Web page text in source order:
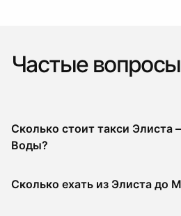
Частые вопросы
Сколько стоит такси
Воды?
Сколько ехать из Элиста до